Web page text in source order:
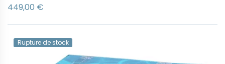
449,00 €
Rupture de stock